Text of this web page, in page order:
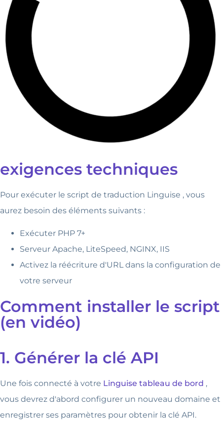
exigences techniques
Pour exécuter le script de traduction Linguise , vous
aurez besoin des éléments suivants :
Exécuter PHP 7+
Serveur Apache, LiteSpeed, NGINX, IIS
Activez la réécriture d'URL dans la configuration de
votre serveur
Comment installer le script
(en vidéo)
1. Générer la clé API
Une fois connecté à votre Linguise tableau de bord ,
vous devrez d'abord configurer un nouveau domaine et
enregistrer ses paramètres pour obtenir la clé API.